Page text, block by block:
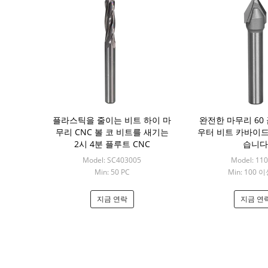
플라스틱을 줄이는 비트 하이 마
무리 CNC 볼 코 비트를 새기는
2시 4분 플루트 CNC
Model: SC403005
Min: 50 PC
지금 연락
완전한 마무리 60
우터 비트 카바이
습니다
Model:
Min: 100 이
지금 연